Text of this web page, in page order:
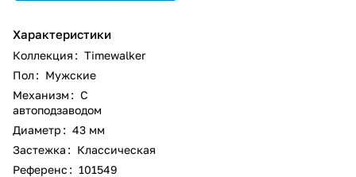
Характеристики
Коллекция : Timewalker
Пол : Мужские
Механизм : С
автоподзаводом
Диаметр : 43 мм
Застежка : Классическая
Референс : 101549